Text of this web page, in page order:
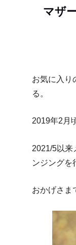
マザ
お気に入り
る。
2019年2月
2021/5以来
ンジングを
おかげさま